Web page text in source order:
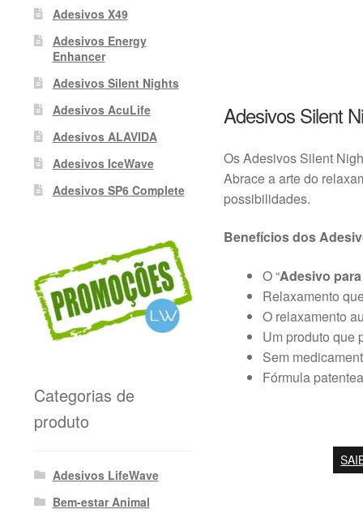
Adesivos Silent
Os Adesivos Silent
Abrace a arte do
possibilidades.
Benefícios dos
O “Adesivo
Relaxamento
O relaxamento
Um produto que
Sem
Fórmula
Adesivos X49
Adesivos Energy
Enhancer
Adesivos Silent Nights
Adesivos AcuLife
Adesivos ALAVIDA
Adesivos IceWave
Adesivos SP6 Complete
Categorias de
produto
Adesivos LifeWave
Bem-estar Animal